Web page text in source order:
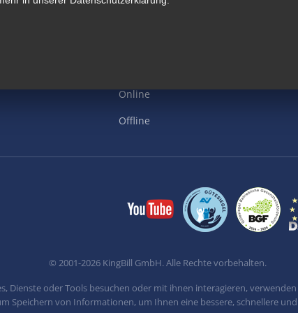
Online
Offline
© 2001-2026 KingBill GmbH. Alle Rechte vorbehalten.
Dienste oder Tools besuchen oder mit ihnen interagieren,
Speichern von Informationen, um Ihnen eine bessere, schnellere